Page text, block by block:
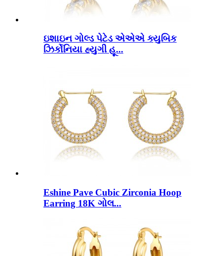
ઇશાઇન ગોલ્ડ પેટેડ એએએ ક્યુબિક
ઝિર્કોનિયા હ્યુગી હૂ...
Eshine Pave Cubic Zirconia Hoop
Earring 18K ગોલ...